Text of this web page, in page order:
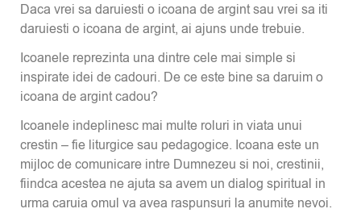
Daca vrei sa daruiesti o icoana de argint sau vrei sa iti
daruiesti o icoana de argint, ai ajuns unde trebuie.
Icoanele reprezinta una dintre cele mai simple si
inspirate idei de cadouri. De ce este bine sa daruim o
icoana de argint cadou?
Icoanele indeplinesc mai multe roluri in viata unui
crestin – fie liturgice sau pedagogice. Icoana este un
mijloc de comunicare intre Dumnezeu si noi, crestinii,
fiindca acestea ne ajuta sa avem un dialog spiritual in
urma caruia omul va avea raspunsuri la anumite nevoi.